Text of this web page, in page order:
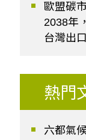
歐盟碳
2038年
台灣出
熱門
六都氣